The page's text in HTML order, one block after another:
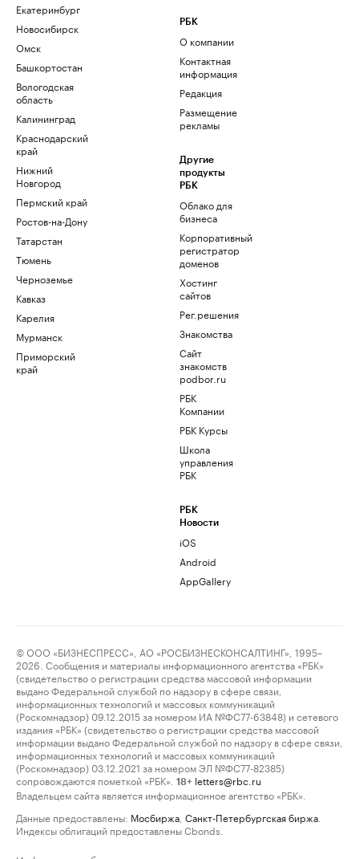
Екатеринбург
Новосибирск
Омск
Башкортостан
Вологодская
область
Калининград
Краснодарский
край
Нижний
Новгород
Пермский край
Ростов-на-Дону
Татарстан
Тюмень
Черноземье
Кавказ
Карелия
Мурманск
Приморский
край
РБК
О компании
Контактная
информация
Редакция
Размещение
рекламы
Другие
продукты
РБК
Облако для
бизнеса
Корпоративный
регистратор
доменов
Хостинг
сайтов
Рег.решения
Знакомства
Сайт
знакомств
podbor.ru
РБК
Компании
РБК Курсы
Школа
управления
РБК
РБК
Новости
iOS
Android
AppGallery
© ООО «БИЗНЕСПРЕСС», АО «РОСБИЗНЕСКОНСАЛТИНГ», 1995–
2026. Сообщения и материалы информационного агентства «РБК»
(свидетельство о регистрации средства массовой информации
выдано Федеральной службой по надзору в сфере связи,
информационных технологий и массовых коммуникаций
(Роскомнадзор) 09.12.2015 за номером ИА №ФС77-63848) и сетевого
издания «РБК» (свидетельство о регистрации средства массовой
информации выдано Федеральной службой по надзору в сфере связи,
информационных технологий и массовых коммуникаций
(Роскомнадзор) 03.12.2021 за номером ЭЛ №ФС77-82385)
сопровождаются пометкой «РБК».
18+ letters@rbc.ru
Владельцем сайта является информационное агентство «РБК».
Данные предоставлены: Мосбиржа Санкт-Петербургская биржа
Индексы облигаций предоставлены Cbonds.